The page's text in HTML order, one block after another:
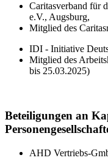
Caritasverband für
e.V., Augsburg,
Mitglied des
IDI - Initiative
Mitglied des
bis 25.03.2025)
Beteiligungen an
AHD Vertriebs-